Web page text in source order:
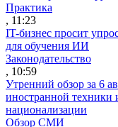
Практика
, 11:23
IT-бизнес просит
для обучения ИИ
Законодательство
, 10:59
Утренний обзор за 6
иностранной техники
национализации
Обзор СМИ